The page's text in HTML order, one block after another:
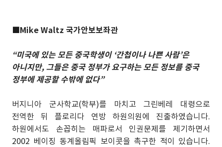
■Mike Waltz 국가안보보좌관
“미국에 있는 모든 중국학생이 ‘간첩이나 나쁜 사람’은
아니지만, 그들은 중국 정부가 요구하는 모든 정보를 중국
정부에 제공할 수밖에 없다”
버지니아 군사학교(학부)를 마치고 그린베레 대령으로
전역한 뒤 플로리다 연방 하원의원에 진출하였습니다.
하원에서도 손꼽히는 매파로서 인권문제를 제기하면서
2002 베이징 동계올림픽 보이콧을 촉구한 적이 있습니다.